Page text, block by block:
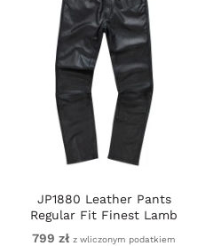
JP1880 Leather Pants
Regular Fit Finest Lamb
Nappa Black
799 zł z wliczonym podatkiem